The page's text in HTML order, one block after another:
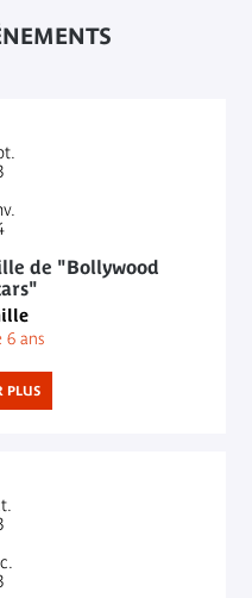
de "Bollywood
6 ans
PLUS